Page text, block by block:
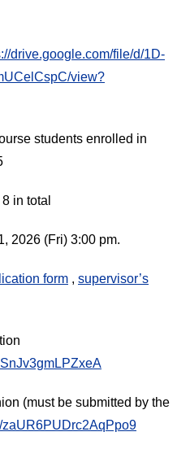
drive.google.com/file/d/1D-
view?
students enrolled in
in total
2026 (Fri) 3:00 pm.
form , supervisor’s
(must be submitted by the
zaUR6PUDrc2AqPpo9